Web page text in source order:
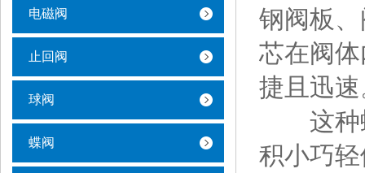
钢阀板
芯在阀
捷且迅
这种蝶
积小巧
电磁阀
止回阀
球阀
蝶阀